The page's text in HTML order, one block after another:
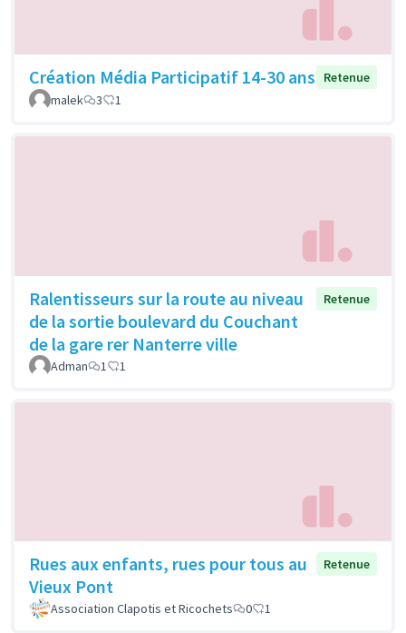
Création Média Participatif 14-30 ans
Retenue
malek
3 1
Ralentisseurs sur la route au niveau
de la sortie boulevard du Couchant
de la gare rer Nanterre ville
Retenue
Adman 1 1
Rues aux enfants, rues pour tous au
Vieux Pont
Retenue
Association Clapotis et Ricochets 0 1